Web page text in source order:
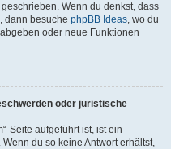
Wenn du denkst, dass
dann besuche phpBB Ideas, wo du
oder neue Funktionen
oder juristische
Seite aufgeführt ist, ist ein
du so keine Antwort erhältst,